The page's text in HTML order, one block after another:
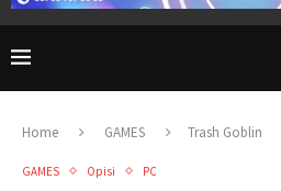
Home GAMES Trash Goblin
GAMES Opisi PC